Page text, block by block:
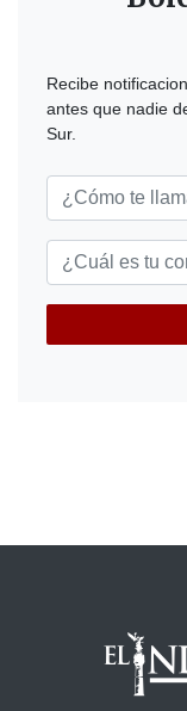
Recibe
antes que nadie
Sur.